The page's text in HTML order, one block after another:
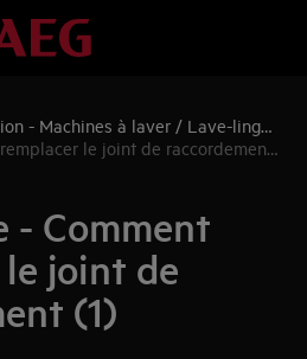
- Machines à laver / Lave-linge
le joint de raccordement
- Comment
joint de
(1)